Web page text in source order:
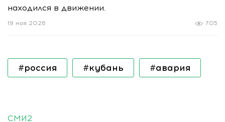
находился в движении.
705
19 мая 2026
#россия #кубань #авария
СМИ2